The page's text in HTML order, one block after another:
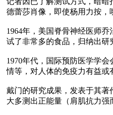
德蕾莎肖像，即使杨用力按，
1964年，美国脊骨神经医师
试了非常多的食品，归纳出研
1970年代，国际预防医学学
情等，对人体的免疫力有益或
戴门的研究成果，发表于其著
大多测出正能量（肩肌抗力强